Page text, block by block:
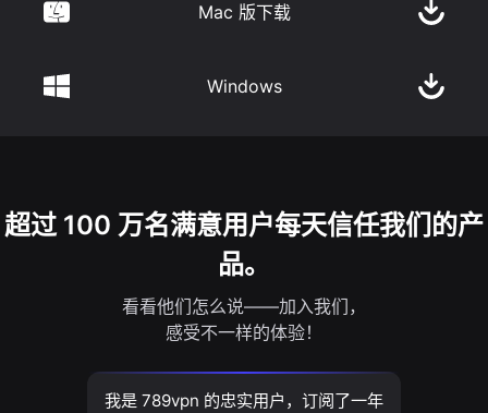
Mac 版下载
Windows
超过 100 万名满意用户每天信任我们的产
品。
看看他们怎么说——加入我们，
感受不一样的体验！
我是 789vpn 的忠实用户，订阅了一年